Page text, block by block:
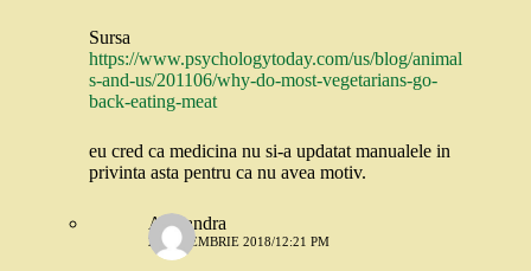
Sursa
https://www.psychologytoday.com/us/blog/animal
s-and-us/201106/why-do-most-vegetarians-go-
back-eating-meat
eu cred ca medicina nu si-a updatat manualele in
privinta asta pentru ca nu avea motiv.
Alexandra
23 NOIEMBRIE 2018/12:21 PM